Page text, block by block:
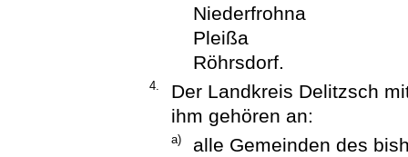
Niederfrohna
Pleißa
Röhrsdorf.
4.
Der Landkreis Delitzsch
ihm gehören an:
a) alle Gemeinden des